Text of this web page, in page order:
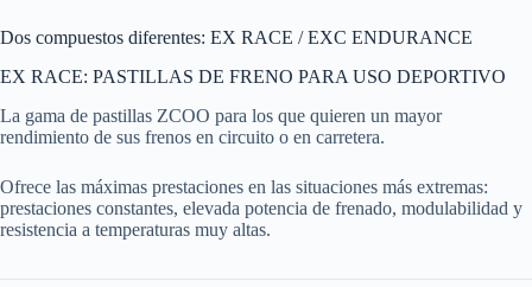
Dos compuestos diferentes: EX RACE / EXC ENDURANCE
EX RACE: PASTILLAS DE FRENO PARA USO DEPORTIVO
La gama de pastillas ZCOO para los que quieren un mayor
rendimiento de sus frenos en circuito o en carretera.
Ofrece las máximas prestaciones en las situaciones más extremas:
prestaciones constantes, elevada potencia de frenado, modulabilidad y
resistencia a temperaturas muy altas.